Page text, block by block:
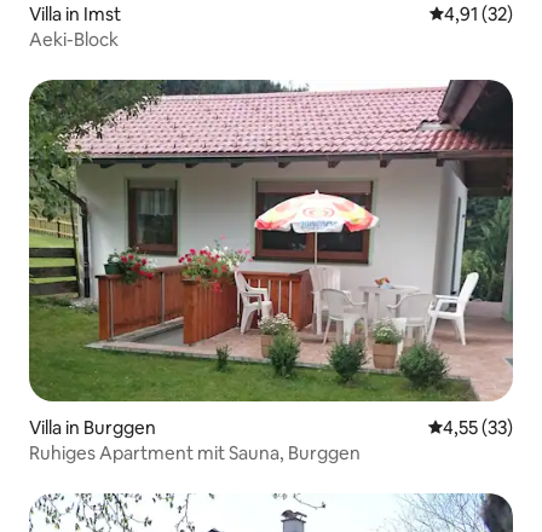
Villa in Imst
4,91 (32)
Aeki-Block
Villa in Burggen
4,55 (33)
Ruhiges Apartment mit Sauna, Burggen